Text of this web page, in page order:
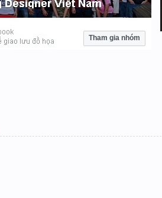
Tham gia nhóm